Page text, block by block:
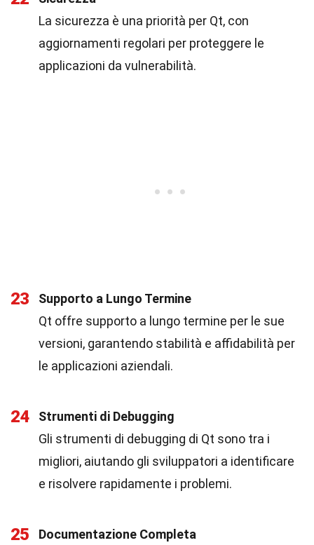
La sicurezza è una priorità per Qt, con
aggiornamenti regolari per proteggere le
applicazioni da vulnerabilità.
23
Supporto a Lungo Termine
Qt offre supporto a lungo termine per le sue
versioni, garantendo stabilità e affidabilità per
le applicazioni aziendali.
24
Strumenti di Debugging
Gli strumenti di debugging di Qt sono tra i
migliori, aiutando gli sviluppatori a identificare
e risolvere rapidamente i problemi.
25 Documentazione Completa